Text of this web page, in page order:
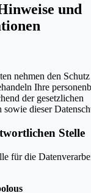
und
nehmen den
Ihre
der gesetzlichen
dieser
Stelle
für die